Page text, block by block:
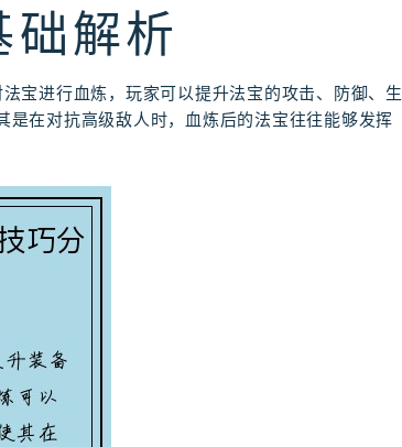
解析
宝进行血炼，玩家可以提升法宝的攻击、防御、生
在对抗高级敌人时，血炼后的法宝往往能够发挥